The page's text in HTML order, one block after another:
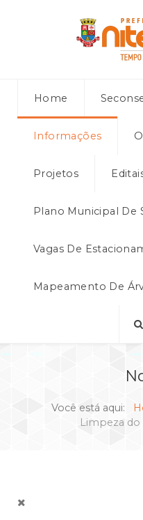
Home
Informações
Projetos
Plano Municipal De
Vagas De
Mapeamento De
Você está aqui:
Limpeza do